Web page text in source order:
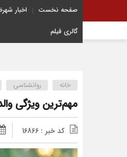
صفحه نخست اخبار
گالری فیلم
خانه روانشناسی
مهم‌ترین ویژگی
کد خبر : 16866